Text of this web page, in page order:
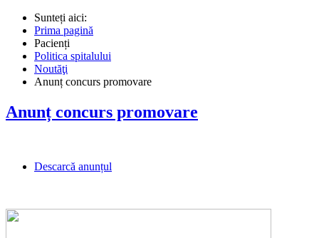
Sunteți aici:
Prima pagină
Pacienți
Politica spitalului
Noutăţi
Anunț concurs promovare
Anunț concurs promovare
Descarcă anunțul